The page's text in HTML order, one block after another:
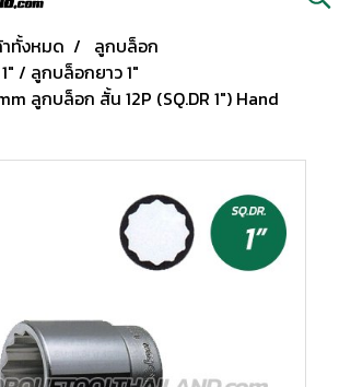
ทั้งหมด
ลูกบล็อก
/ ลูกบล็อกยาว 1"
ลูกบล็อก สั้น 12P (SQ.DR 1") Hand